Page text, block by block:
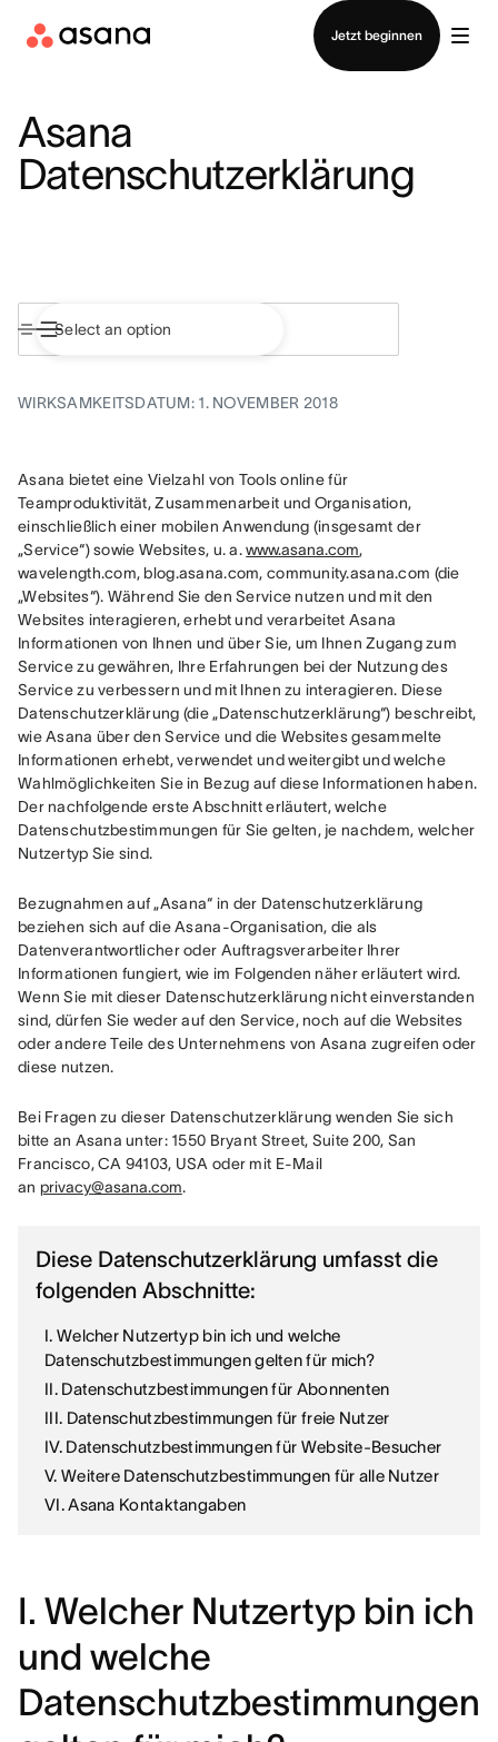
Jetzt beginnen
Vertrieb kontaktieren
Asana
Datenschutzerklärung
WIRKSAMKEITSDATUM: 1. NOVEMBER 2018
Asana bietet eine Vielzahl von Tools online für
Teamproduktivität, Zusammenarbeit und Organisation,
einschließlich einer mobilen Anwendung (insgesamt der
„Service“) sowie Websites, u. a. www.asana.com,
wavelength.com, blog.asana.com, community.asana.com (die
„Websites“). Während Sie den Service nutzen und mit den
Websites interagieren, erhebt und verarbeitet Asana
Informationen von Ihnen und über Sie, um Ihnen Zugang zum
Service zu gewähren, Ihre Erfahrungen bei der Nutzung des
Service zu verbessern und mit Ihnen zu interagieren. Diese
Datenschutzerklärung (die „Datenschutzerklärung“) beschreibt,
wie Asana über den Service und die Websites gesammelte
Informationen erhebt, verwendet und weitergibt und welche
Wahlmöglichkeiten Sie in Bezug auf diese Informationen haben.
Der nachfolgende erste Abschnitt erläutert, welche
Datenschutzbestimmungen für Sie gelten, je nachdem, welcher
Nutzertyp Sie sind.
Bezugnahmen auf „Asana“ in der Datenschutzerklärung
beziehen sich auf die Asana-Organisation, die als
Datenverantwortlicher oder Auftragsverarbeiter Ihrer
Informationen fungiert, wie im Folgenden näher erläutert wird.
Wenn Sie mit dieser Datenschutzerklärung nicht einverstanden
sind, dürfen Sie weder auf den Service, noch auf die Websites
oder andere Teile des Unternehmens von Asana zugreifen oder
diese nutzen.
Bei Fragen zu dieser Datenschutzerklärung wenden Sie sich
bitte an Asana unter: 1550 Bryant Street, Suite 200, San
Francisco, CA 94103, USA oder mit E-Mail
an privacy@asana.com.
Diese Datenschutzerklärung umfasst die
folgenden Abschnitte:
I. Welcher Nutzertyp bin ich und welche
Datenschutzbestimmungen gelten für mich?
II. Datenschutzbestimmungen für Abonnenten
III. Datenschutzbestimmungen für freie Nutzer
IV. Datenschutzbestimmungen für Website-Besucher
V. Weitere Datenschutzbestimmungen für alle Nutzer
VI. Asana Kontaktangaben
I. Welcher Nutzertyp bin ich
und welche
Datenschutzbestimmungen